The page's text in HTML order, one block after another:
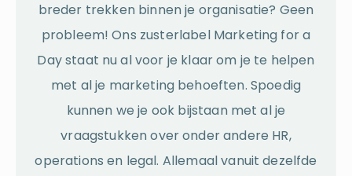
breder trekken binnen je organisatie? Geen
probleem! Ons zusterlabel Marketing for a
Day staat nu al voor je klaar om je te helpen
met al je marketing behoeften. Spoedig
kunnen we je ook bijstaan met al je
vraagstukken over onder andere HR,
operations en legal. Allemaal vanuit dezelfde